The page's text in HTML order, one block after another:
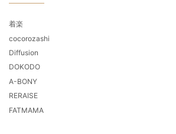
着楽
cocorozashi
Diffusion
DOKODO
A-BONY
RERAISE
FATMAMA